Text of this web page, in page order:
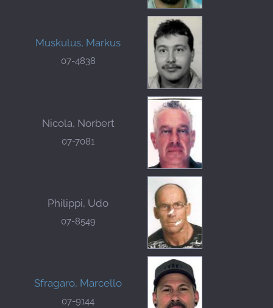
Muskulus, Markus
07-4838
Nicola, Norbert
07-7081
Philippi, Udo
07-8549
Sfragaro, Marcello
07-9144